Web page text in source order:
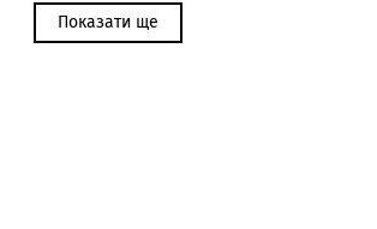
Показати ще